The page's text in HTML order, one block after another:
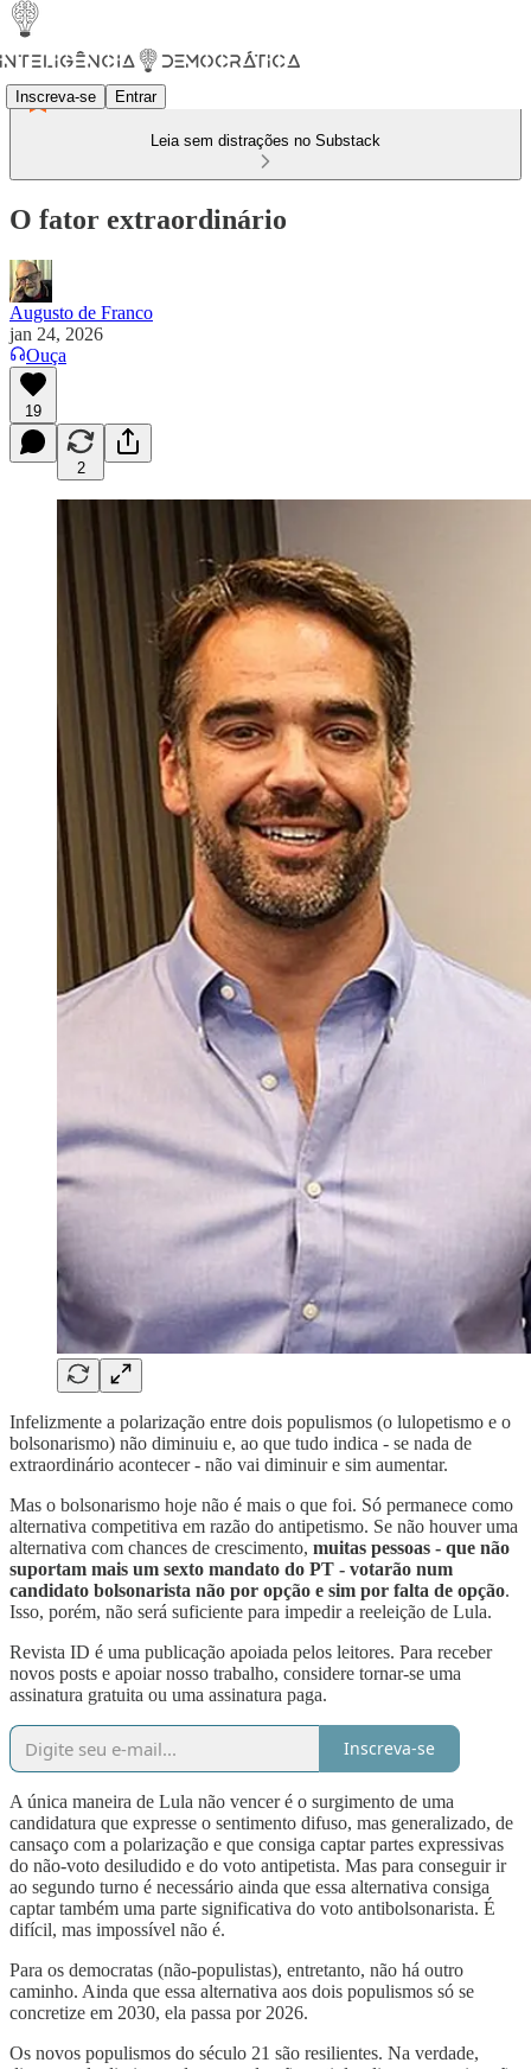
Inscreva-se Entrar
Leia sem distrações no Substack
O fator extraordinário
Augusto de Franco
jan 24, 2026
Ouça
19
2
Infelizmente a polarização entre dois populismos (o lulopetismo e o
bolsonarismo) não diminuiu e, ao que tudo indica - se nada de
extraordinário acontecer - não vai diminuir e sim aumentar.
Mas o bolsonarismo hoje não é mais o que foi. Só permanece como
alternativa competitiva em razão do antipetismo. Se não houver uma
alternativa com chances de crescimento, muitas pessoas - que não
suportam mais um sexto mandato do PT - votarão num
candidato bolsonarista não por opção e sim por falta de opção.
Isso, porém, não será suficiente para impedir a reeleição de Lula.
Revista ID é uma publicação apoiada pelos leitores. Para receber
novos posts e apoiar nosso trabalho, considere tornar-se uma
assinatura gratuita ou uma assinatura paga.
Inscreva-se
A única maneira de Lula não vencer é o surgimento de uma
candidatura que expresse o sentimento difuso, mas generalizado, de
cansaço com a polarização e que consiga captar partes expressivas
do não-voto desiludido e do voto antipetista. Mas para conseguir ir
ao segundo turno é necessário ainda que essa alternativa consiga
captar também uma parte significativa do voto antibolsonarista. É
difícil, mas impossível não é.
Para os democratas (não-populistas), entretanto, não há outro
caminho. Ainda que essa alternativa aos dois populismos só se
concretize em 2030, ela passa por 2026.
Os novos populismos do século 21 são resilientes. Na verdade,